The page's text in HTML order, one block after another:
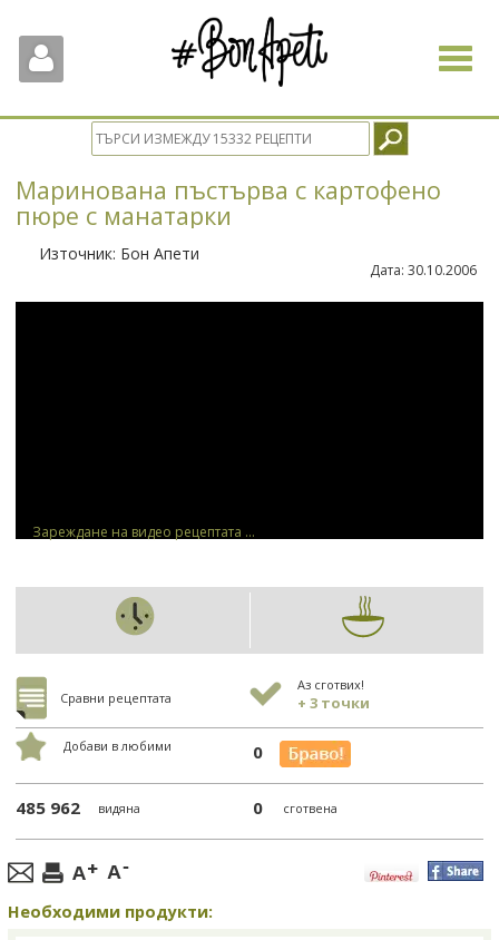
Toggle
Маринована пъстърва с картофено
пюре с манатарки
Източник: Бон Апети
Дата: 30.10.2006
Зареждане на видео рецептата ...
Сравни рецептата
Аз сготвих!
+ 3 точки
Добави в любими 0
485 962 видяна 0 сготвена
Необходими продукти: